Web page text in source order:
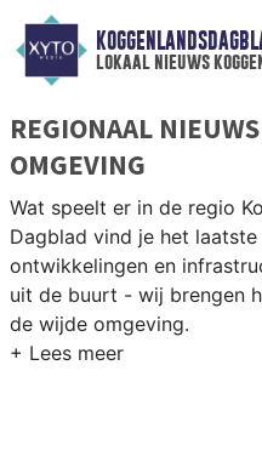
lokaal nieuws
REGIONAAL
OMGEVING
Wat speelt er in de regio
Dagblad vind je het
ontwikkelingen en
uit de buurt - wij brengen
de wijde omgeving.